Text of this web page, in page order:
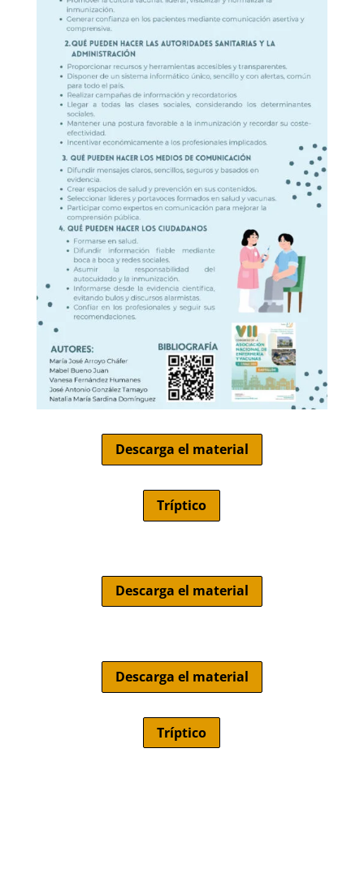
Descarga el material
Tríptico
Descarga el material
Descarga el material
Tríptico